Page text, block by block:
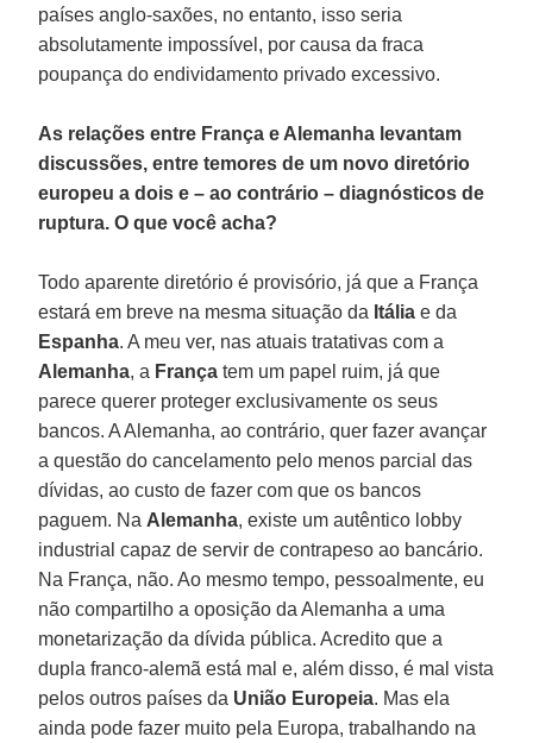
países anglo-saxões, no entanto, isso seria
absolutamente impossível, por causa da fraca
poupança do endividamento privado excessivo.
As relações entre França e Alemanha levantam
discussões, entre temores de um novo diretório
europeu a dois e – ao contrário – diagnósticos de
ruptura. O que você acha?
Todo aparente diretório é provisório, já que a França
estará em breve na mesma situação da Itáliae da
Espanha. A meu ver, nas atuais tratativas com a
Alemanha, a Françatem um papel ruim, já que
parece querer proteger exclusivamente os seus
bancos. A Alemanha, ao contrário, quer fazer avançar
a questão do cancelamento pelo menos parcial das
dívidas, ao custo de fazer com que os bancos
paguem. Na Alemanha, existe um autêntico lobby
industrial capaz de servir de contrapeso ao bancário.
Na França, não. Ao mesmo tempo, pessoalmente, eu
não compartilho a oposição da Alemanha a uma
monetarização da dívida pública. Acredito que a
dupla franco-alemã está mal e, além disso, é mal vista
pelos outros países da União Europeia. Mas ela
ainda pode fazer muito pela Europa, trabalhando na